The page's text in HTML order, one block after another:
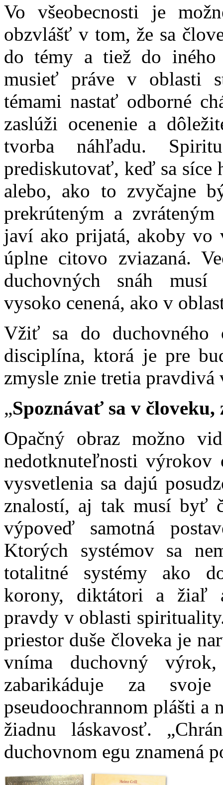
Vo všeobecnosti je
obzvlášť v tom, že sa
do témy a tiež do iného
musieť práve v oblasti
témami nastať odborné
zaslúži ocenenie a
tvorba náhľadu.
prediskutovať, keď sa síce
alebo, ako to zvyčajne
prekrúteným a
javí ako prijatá, akoby vo
úplne citovo zviazaná.
duchovných snáh
vysoko cenená, ako v
Vžiť sa do duchovného
disciplína, ktorá je pre
zmysle znie tretia pravdivá
„Spoznávať sa v
Opačný obraz možno
nedotknuteľnosti výrokov
vysvetlenia sa dajú
znalostí, aj tak musí byť
výpoveď samotná
Ktorých systémov sa
totalitné systémy ako
korony, diktátori a žiaľ
pravdy v oblasti
priestor duše človeka je
vníma duchovný
zabarikáduje za
pseudoochrannom plášti a
žiadnu láskavosť.
duchovnom egu znamená